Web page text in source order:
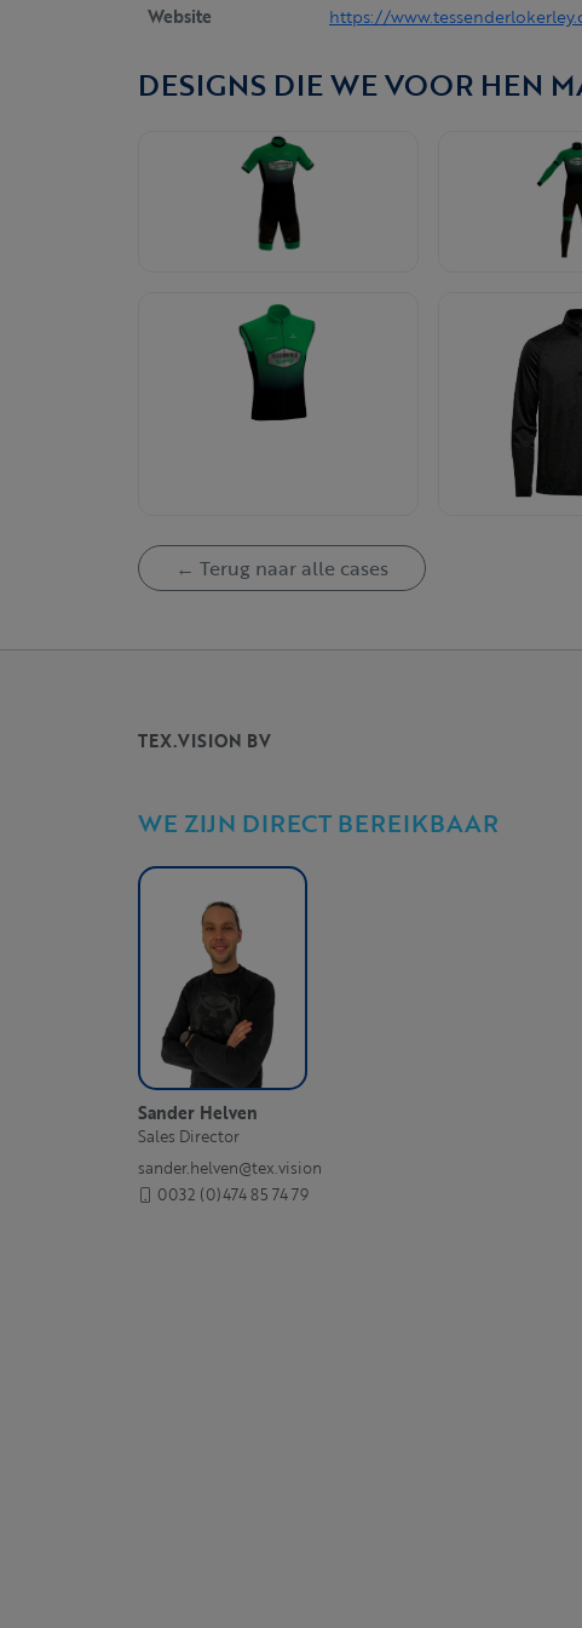
Website
https://
DESIGNS DIE WE VOOR HEN
← Terug naar alle cases
TEX.VISION BV
WE ZIJN DIRECT BEREIKBAAR
Sander Helven
Sales Director
sander.helven@tex.vision
0032 (0)474 85 74 79